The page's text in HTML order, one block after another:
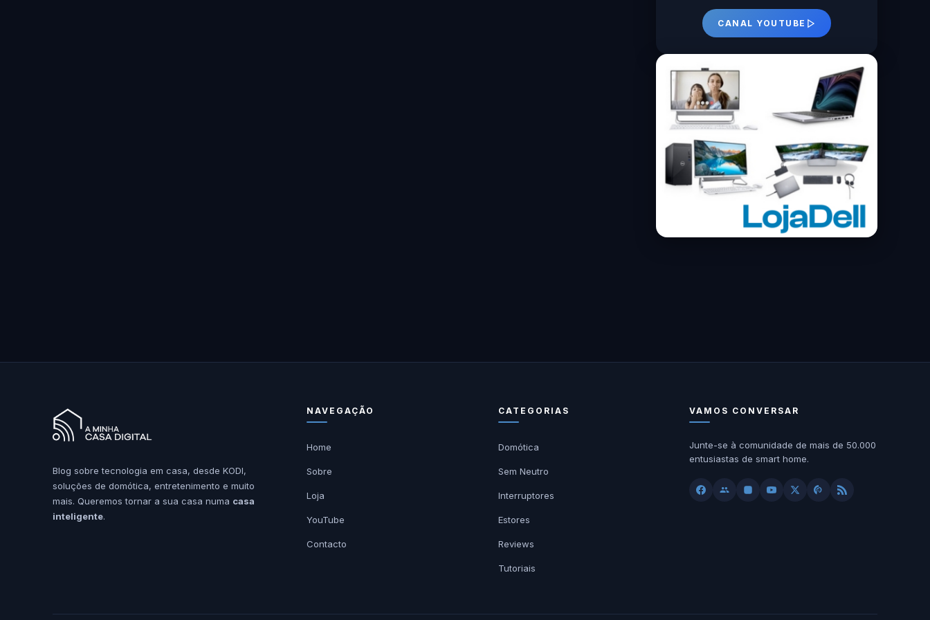
CANAL YOUTUBE
Blog sobre tecnologia em casa, desde KODI,
soluções de domótica, entretenimento e muito
mais. Queremos tornar a sua casa numa casa
inteligente.
NAVEGAÇÃO
Home
Sobre
Loja
YouTube
Contacto
CATEGORIAS
Domótica
Sem Neutro
Interruptores
Estores
Reviews
Tutoriais
VAMOS CONVERSAR
Junte-se à comunidade de mais de 50.000
entusiastas de smart home.